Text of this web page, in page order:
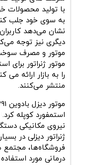
با تولید محصولات
به سوی خود جلب
نشان می‌دهد
دیگری نیز توجه
موتور و مصرف
موتور ژنراتور برای
را به بازار ارائه
منتشر می‌کنند.
موتور دیزل بادوین 291 کیلووات
استمفورد کوپله
نیروی مکانیکی
ژنراتور دیزلی در
فروشگاه‌ها، مجتمع
درمانی مورد